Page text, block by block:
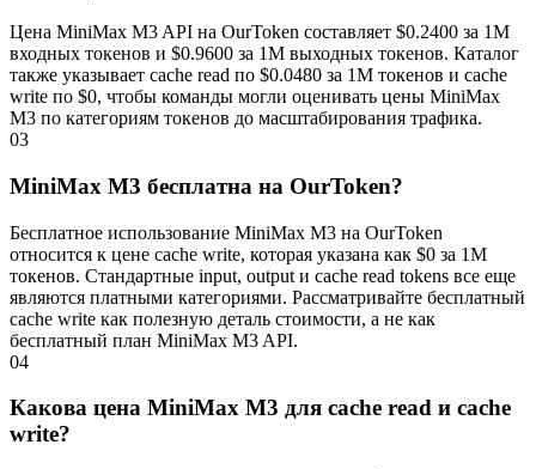
Цена MiniMax M3 API на OurToken составляет $0.2400 за 1M
входных токенов и $0.9600 за 1M выходных токенов. Каталог
также указывает cache read по $0.0480 за 1M токенов и cache
write по $0, чтобы команды могли оценивать цены MiniMax
M3 по категориям токенов до масштабирования трафика.
03
MiniMax M3 бесплатна на OurToken?
Бесплатное использование MiniMax M3 на OurToken
относится к цене cache write, которая указана как $0 за 1M
токенов. Стандартные input, output и cache read tokens все еще
являются платными категориями. Рассматривайте бесплатный
cache write как полезную деталь стоимости, а не как
бесплатный план MiniMax M3 API.
04
Какова цена MiniMax M3 для cache read и cache
write?